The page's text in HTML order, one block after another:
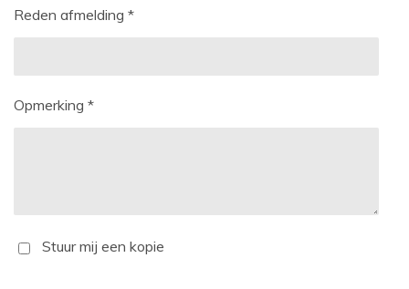
Reden afmelding *
Opmerking *
Stuur mij een kopie